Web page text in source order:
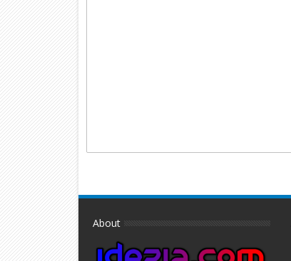
About